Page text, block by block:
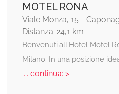
MOTEL RONA
Viale Monza, 15 -
Distanza: 24,1 km
Benvenuti all'Hotel Motel
Milano. In una posizione
... continua: >